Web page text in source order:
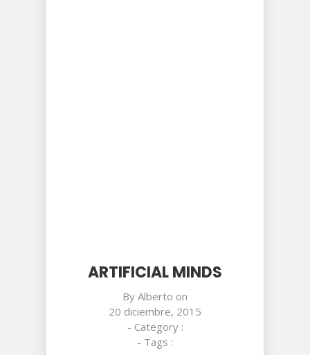
ARTIFICIAL MINDS
By Alberto on
20 diciembre, 2015
- Category :
- Tags :